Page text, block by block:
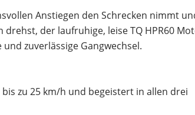
Anstiegen den Schrecken nimmt
der laufruhige, leise TQ HPR60
zuverlässige Gangwechsel.
zu 25 km/h und begeistert in allen drei